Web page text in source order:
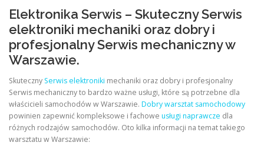
Elektronika Serwis – Skuteczny Serwis
elektroniki mechaniki oraz dobry i
profesjonalny Serwis mechaniczny w
Warszawie.
Skuteczny Serwis elektroniki mechaniki oraz dobry i profesjonalny
Serwis mechaniczny to bardzo ważne usługi, które są potrzebne dla
właścicieli samochodów w Warszawie. Dobry warsztat samochodowy
powinien zapewnić kompleksowe i fachowe usługi naprawcze dla
różnych rodzajów samochodów. Oto kilka informacji na temat takiego
warsztatu w Warszawie: